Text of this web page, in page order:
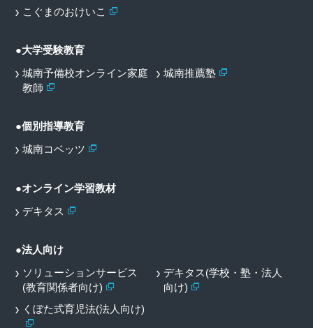
こぐまのおけいこ
●大学受験教育
城南予備校オンライン家庭
教師
城南推薦塾
●個別指導教育
城南コベッツ
●オンライン学習教材
デキタス
●法人向け
ソリューションサービス
(教育関係者向け)
デキタス(学校・塾・法人
向け)
くぼた式育児法(法人向け)